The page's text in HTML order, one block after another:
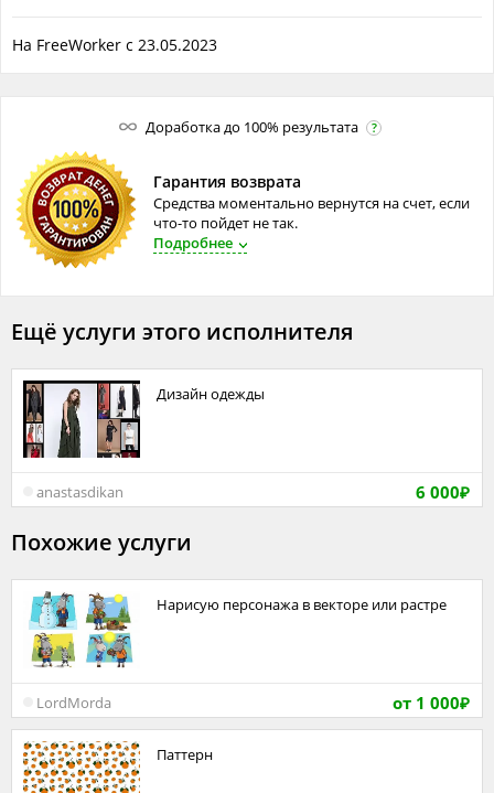
Доработка до 100% результата ?
Гарантия возврата
Средства моментально вернутся на счет, если
что-то пойдет не так.
Подробнее
На FreeWorker с 23.05.2023
Ещё услуги этого исполнителя
Дизайн одежды
6 000₽
anastasdikan
Похожие услуги
Нарисую персонажа в векторе или растре
от 1 000₽
LordMorda
Паттерн